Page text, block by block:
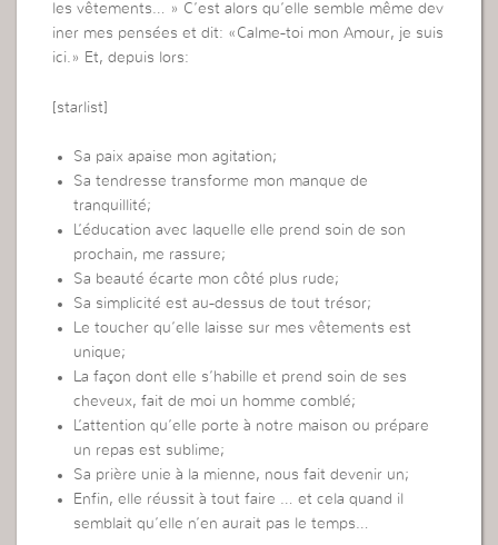
les vêtements… » C’est alors qu’elle semble même dev
iner mes pensées et dit: «Calme-toi mon Amour, je suis
ici.» Et, depuis lors:
[starlist]
Sa paix apaise mon agitation;
Sa tendresse transforme mon manque de
tranquillité;
L’éducation avec laquelle elle prend soin de son
prochain, me rassure;
Sa beauté écarte mon côté plus rude;
Sa simplicité est au-dessus de tout trésor;
Le toucher qu’elle laisse sur mes vêtements est
unique;
La façon dont elle s’habille et prend soin de ses
cheveux, fait de moi un homme comblé;
L’attention qu’elle porte à notre maison ou prépare
un repas est sublime;
Sa prière unie à la mienne, nous fait devenir un;
Enfin, elle réussit à tout faire … et cela quand il
semblait qu’elle n’en aurait pas le temps…